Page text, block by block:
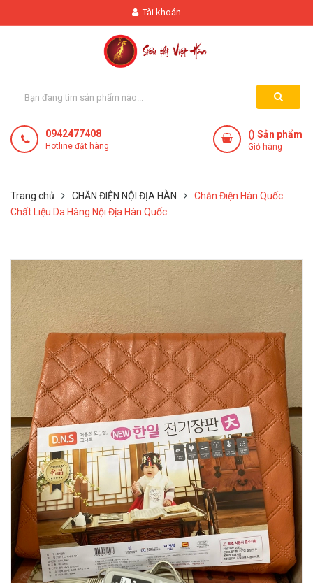
Tài khoản
0942477408
Hotline đặt hàng
() Sản phẩm
Giỏ hàng
Trang chủ CHĂN ĐIỆN NỘI ĐỊA HÀN
Chăn Điện Hàn Quốc
Chất Liệu Da Hàng Nội Địa Hàn Quốc